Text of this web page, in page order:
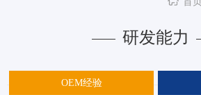
研发能力
OEM经验